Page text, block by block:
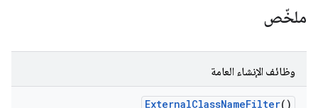
ملخّص
وظائف الإنشاء العامة
ExternalClassNameFilter()